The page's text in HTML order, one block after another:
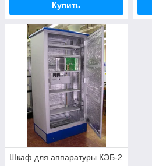
Купить
Шкаф для аппаратуры КЭБ-2